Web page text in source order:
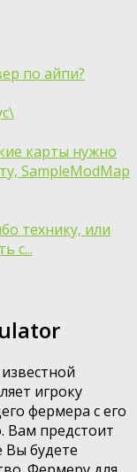
по айпи?
карты нужно
SampleModMap
технику, или
с...
игроку
фермера с его
Вам предстоит
будете